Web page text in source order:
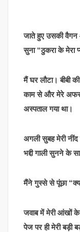
जाते हुए उसकी
सुना “ठुकरा के मेरा
मैं घर लौटा। बीबी
काम से और मेरे
अस्पताल गया था।
अगली सुबह मेरी
भद्दी गाली सुनने के
मैंने गुस्से से पूंछा
जवाब में मेरी आंखों
पेज पर ही मेरी बड़ी